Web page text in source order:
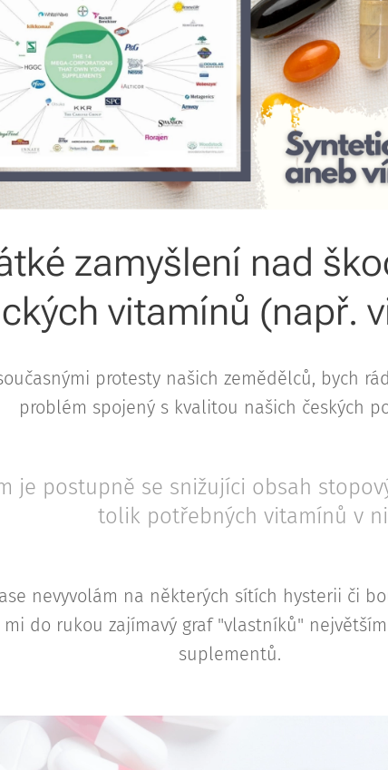
zamyšlení nad
vitamínů (např.
protesty našich zemědělců, bych
problém spojený s kvalitou našich českých
je postupně se snižujíci obsah
tolik potřebných vitamínů v
nevyvolám na některých sítích hysterii či
do rukou zajímavý graf "vlastníků"
suplementů.